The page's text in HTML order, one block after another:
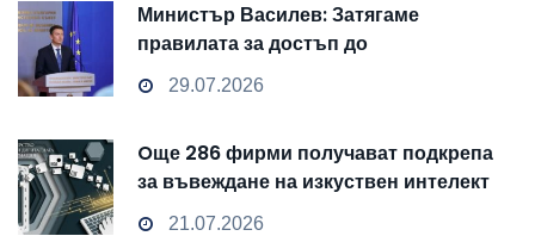
Министър Василев: Затягаме
правилата за достъп до
чувствителни данни
29.07.2026
Oще 286 фирми получават подкрепа
за въвеждане на изкуствен интелект
и облачни технологии
21.07.2026